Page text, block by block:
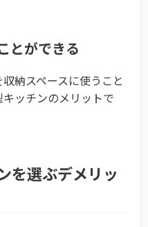
とができる
納スペースに使うこと
ッチンのメリットで
を選ぶデメリッ